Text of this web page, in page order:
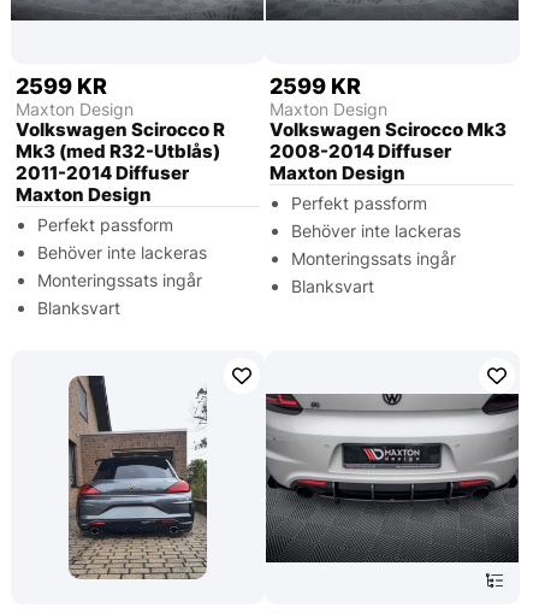
2599 KR
Maxton Design
Volkswagen Scirocco R
Mk3 (med R32-Utblås)
2011-2014 Diffuser
Maxton Design
Perfekt passform
Behöver inte lackeras
Monteringssats ingår
Blanksvart
2599 KR
Maxton Design
Volkswagen Scirocco Mk3
2008-2014 Diffuser
Maxton Design
Perfekt passform
Behöver inte lackeras
Monteringssats ingår
Blanksvart